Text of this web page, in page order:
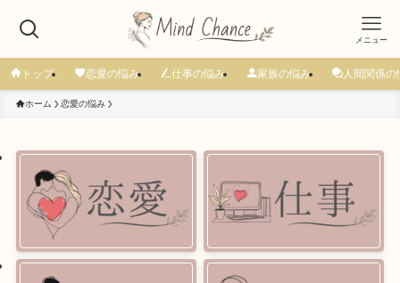
メニュー
トップ 恋愛の悩み 仕事の悩み 家族の悩み 人間関係の
ホーム 恋愛の悩み